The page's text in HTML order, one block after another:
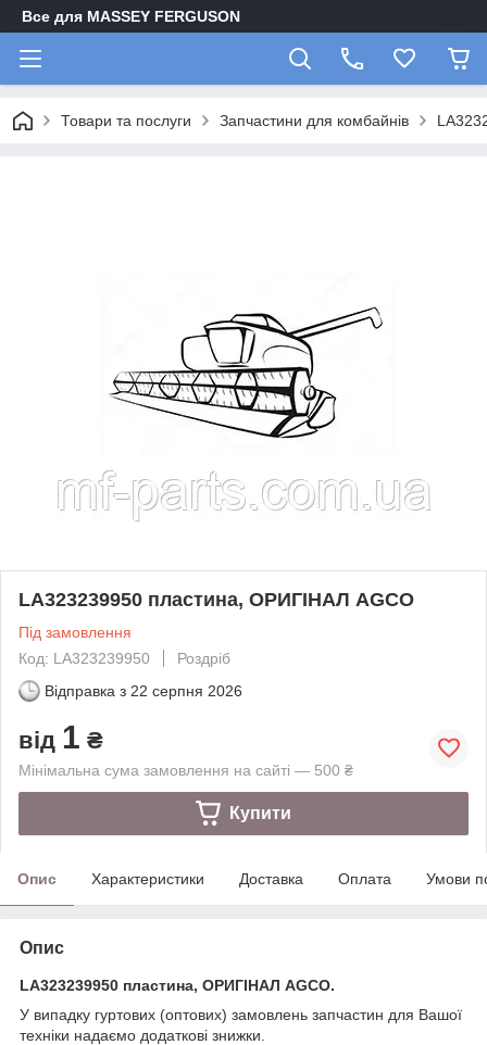
Все для MASSEY FERGUSON
Товари та послуги Запчастини для комбайнів
LA323239950 пластина, ОРИГІНАЛ AGCO
Під замовлення
Код: LA323239950
Роздріб
Відправка з 22 серпня 2026
від 1 ₴
Мінімальна сума замовлення на сайті — 500 ₴
Купити
Опис Характеристики Доставка Оплата Умови
Опис
LA323239950 пластина, ОРИГІНАЛ AGCO.
У випадку гуртових (оптових) замовлень запчастин для Вашої
техніки надаємо додаткові знижки.